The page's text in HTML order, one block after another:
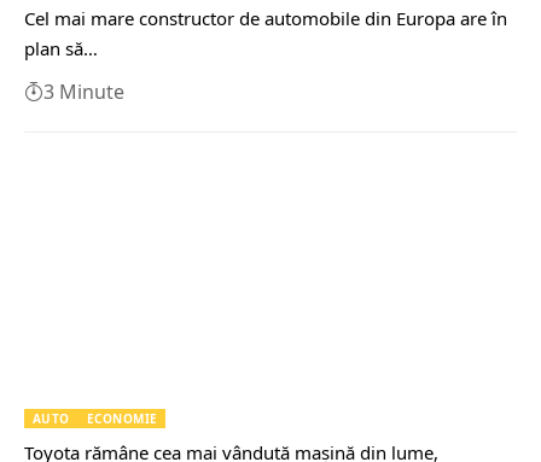
Cel mai mare constructor de automobile din Europa are în
plan să…
3 Minute
AUTO ECONOMIE
Toyota rămâne cea mai vândută mașină din lume,